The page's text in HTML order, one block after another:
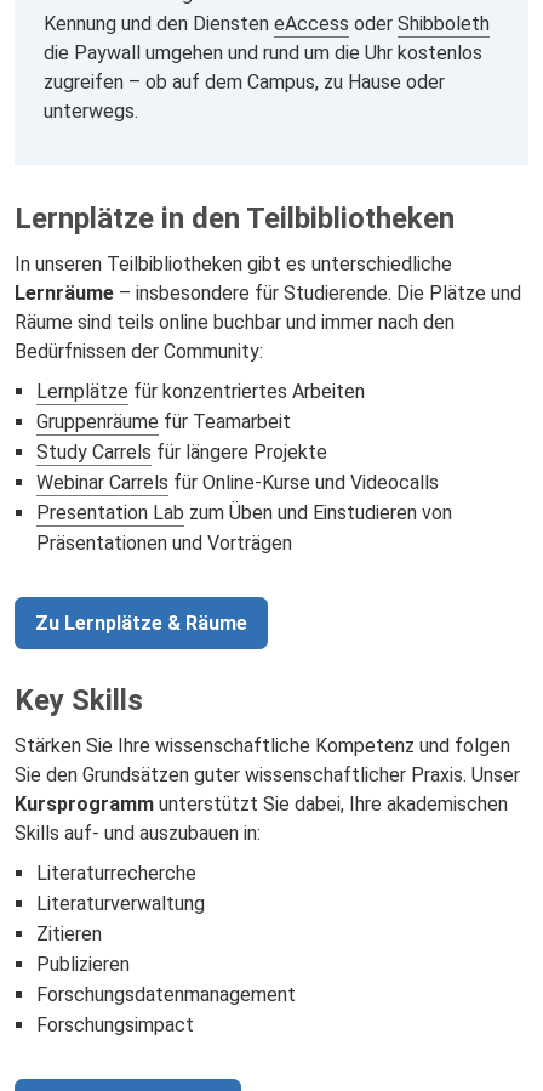
Kennung und den Diensten eAccess oder Shibboleth
die Paywall umgehen und rund um die Uhr kostenlos
zugreifen – ob auf dem Campus, zu Hause oder
unterwegs.
Lernplätze in den Teilbibliotheken
In unseren Teilbibliotheken gibt es unterschiedliche
Lernräume – insbesondere für Studierende. Die Plätze und
Räume sind teils online buchbar und immer nach den
Bedürfnissen der Community:
Lernplätze für konzentriertes Arbeiten
Gruppenräume für Teamarbeit
Study Carrels für längere Projekte
Webinar Carrels für Online-Kurse und Videocalls
Presentation Lab zum Üben und Einstudieren von
Präsentationen und Vorträgen
Zu Lernplätze & Räume
Key Skills
Stärken Sie Ihre wissenschaftliche Kompetenz und folgen
Sie den Grundsätzen guter wissenschaftlicher Praxis. Unser
Kursprogramm unterstützt Sie dabei, Ihre akademischen
Skills auf- und auszubauen in:
Literaturrecherche
Literaturverwaltung
Zitieren
Publizieren
Forschungsdatenmanagement
Forschungsimpact